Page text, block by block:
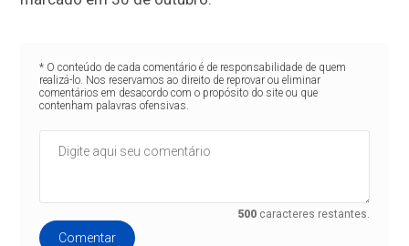
* O conteúdo de cada comentário é de responsabilidade de quem
realizá-lo. Nos reservamos ao direito de reprovar ou eliminar
comentários em desacordo com o propósito do site ou que
contenham palavras ofensivas.
500 caracteres restantes.
Comentar